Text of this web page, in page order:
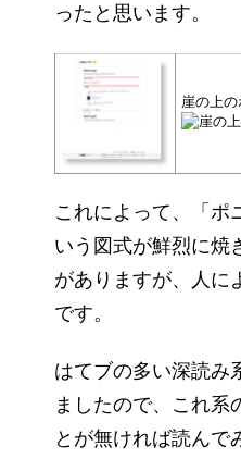
ったと思います。
崖の上
これによって、「ポ
いう図式が鮮烈に焼
がありますが、人に
です。
はてブの多い深読み
ましたので、これ系
とが無ければ読んで